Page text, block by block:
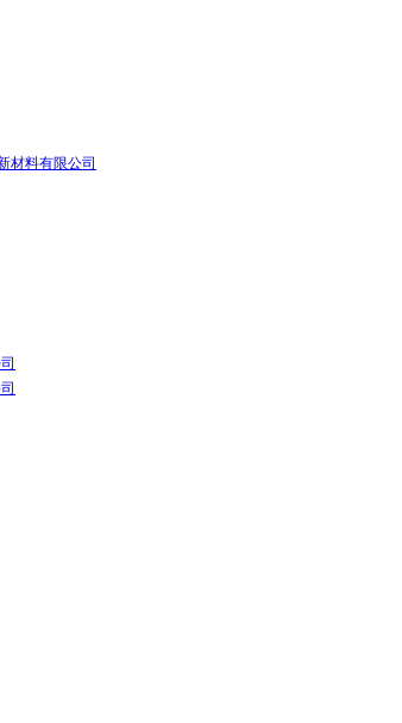
材料有限公司